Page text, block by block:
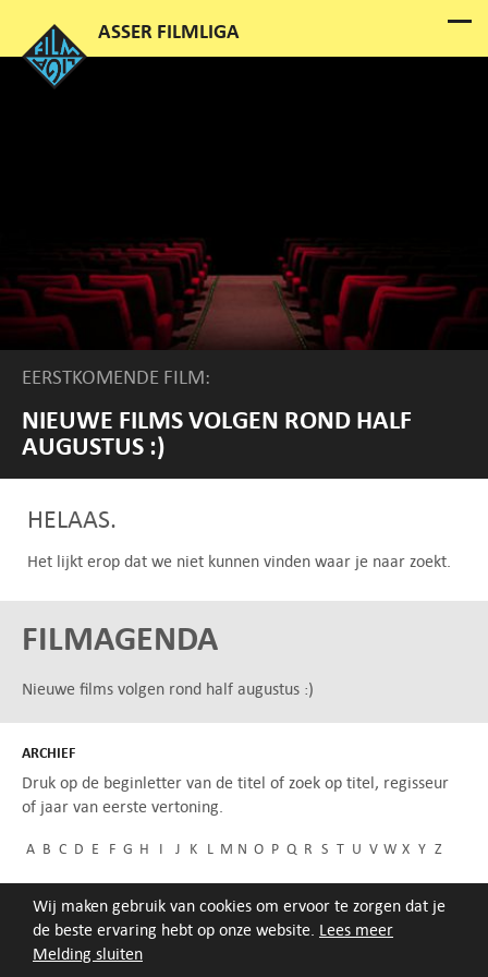
Melding sluiten
Wij maken gebruik van cookies om ervoor te zorgen dat je
de beste ervaring hebt op onze website. Lees meer
EERSTKOMENDE FILM:
NIEUWE FILMS VOLGEN ROND HALF
AUGUSTUS :)
HELAAS.
Het lijkt erop dat we niet kunnen vinden waar je naar zoekt.
FILMAGENDA
Nieuwe films volgen rond half augustus :)
ARCHIEF
Druk op de beginletter van de titel of zoek op titel, regisseur
of jaar van eerste vertoning.
A B C D E F G H I J K L M N O P Q R S T U V W X Y Z